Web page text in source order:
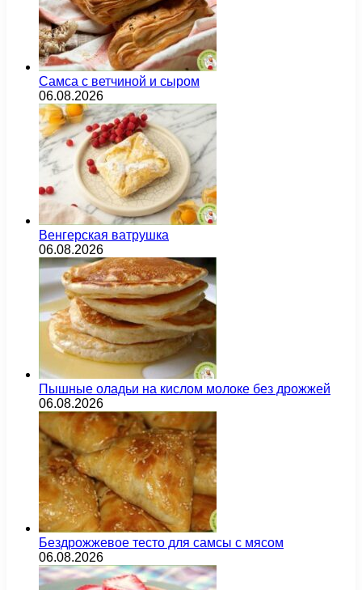
Самса с ветчиной и сыром
06.08.2026
Венгерская ватрушка
06.08.2026
Пышные оладьи на кислом молоке без дрожжей
06.08.2026
Бездрожжевое тесто для самсы с мясом
06.08.2026